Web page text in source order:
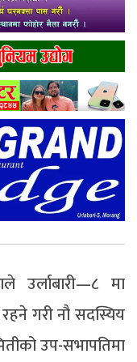
उर्लाबारी—८ मा
गरी नौ सदस्यिय
उप-सभापतिमा